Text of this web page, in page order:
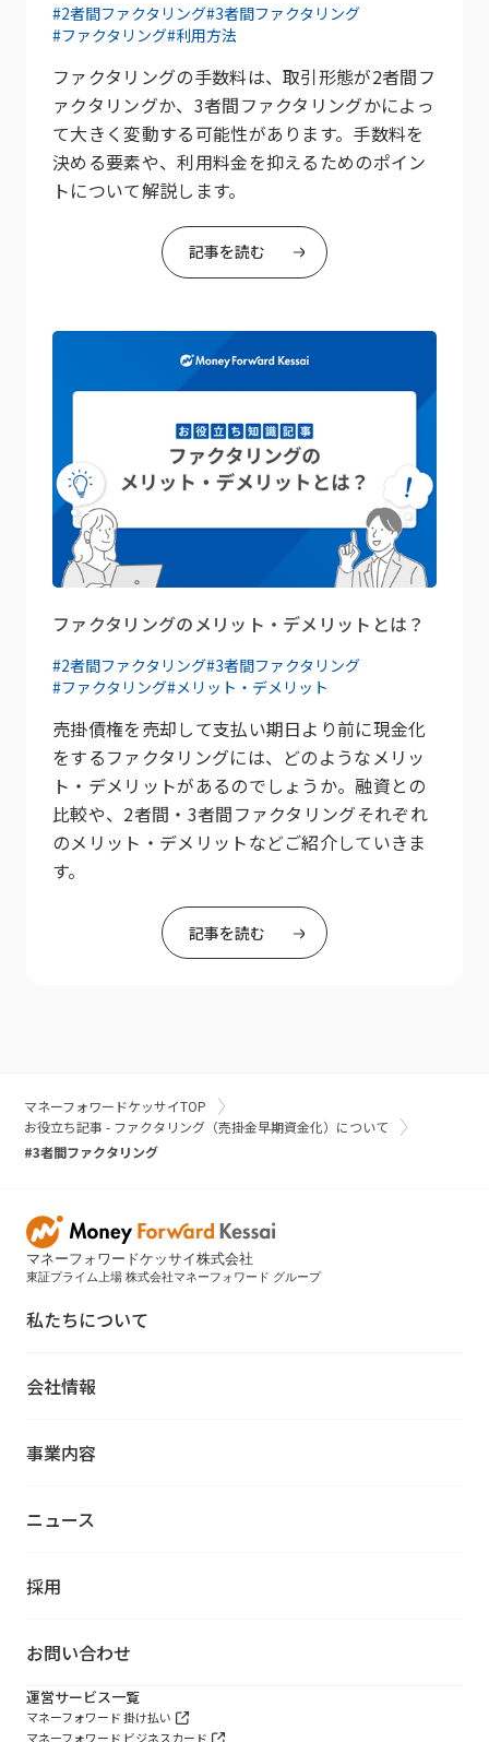
#2者間ファクタリング#3者間ファクタリング
#ファクタリング#利用方法
ファクタリングの手数料は、取引形態が2者間フ
ァクタリングか、3者間ファクタリングかによっ
て大きく変動する可能性があります。手数料を
決める要素や、利用料金を抑えるためのポイン
トについて解説します。
記事を読む
ファクタリングのメリット・デメリットとは？
#2者間ファクタリング#3者間ファクタリング
#ファクタリング#メリット・デメリット
売掛債権を売却して支払い期日より前に現金化
をするファクタリングには、どのようなメリッ
ト・デメリットがあるのでしょうか。融資との
比較や、2者間・3者間ファクタリングそれぞれ
のメリット・デメリットなどご紹介していきま
す。
記事を読む
マネーフォワードケッサイTOP
お役立ち記事 - ファクタリング（売掛金早期資金化）について
#3者間ファクタリング
マネーフォワードケッサイ株式会社
東証プライム上場 株式会社マネーフォワード グループ
私たちについて
会社情報
事業内容
ニュース
採用
お問い合わせ
運営サービス一覧
マネーフォワード 掛け払い
マネーフォワード ビジネスカード